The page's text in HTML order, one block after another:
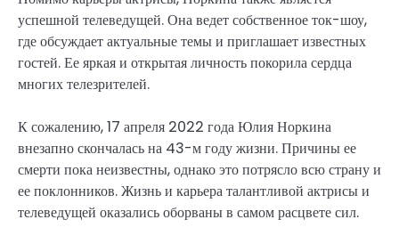
успешной телеведущей. Она ведет собственное ток-шоу,
где обсуждает актуальные темы и приглашает известных
гостей. Ее яркая и открытая личность покорила сердца
многих телезрителей.
К сожалению, 17 апреля 2022 года Юлия Норкина
внезапно скончалась на 43-м году жизни. Причины ее
смерти пока неизвестны, однако это потрясло всю страну и
ее поклонников. Жизнь и карьера талантливой актрисы и
телеведущей оказались оборваны в самом расцвете сил.